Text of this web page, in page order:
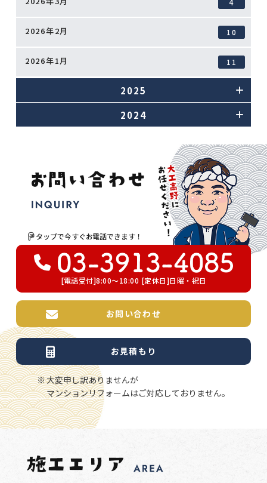
4
2026年2月 10
2026年1月 11
2025
2024
タップで今すぐお電話できます！
[電話受付]8:00～18:00 [定休日]日曜・祝日
お問い合わせ
お見積もり
大変申し訳ありませんが
マンションリフォームはご対応しておりません。